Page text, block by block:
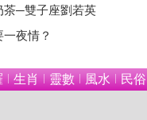
茶─雙子座劉若英
夜情？
生肖 靈數 風水 民俗